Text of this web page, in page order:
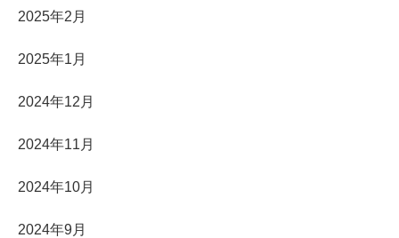
2025年2月
2025年1月
2024年12月
2024年11月
2024年10月
2024年9月